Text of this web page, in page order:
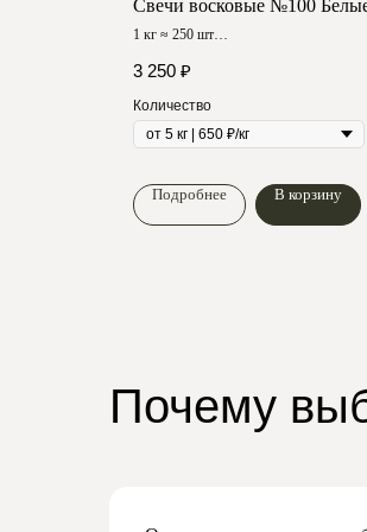
Свечи восковые №100
1 кг ≈ 250 шт
3 250 ₽
Количество
Подробнее В корзину
Почему